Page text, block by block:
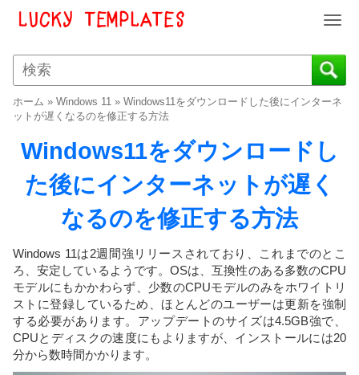
T
g
g
e
v
o
n
ホーム » Windows 11 » Windows11をダウンロードした後にインターネ
ットが遅くなるのを修正する方法
Windows11をダウンロードし
た後にインターネットが遅く
なるのを修正する方法
Windows 11は2週間強リリースされており、これまでのとこ
ろ、安定しているようです。OSは、互換性のある多数のCPU
モデルにもかかわらず、少数のCPUモデルのみをホワイトリ
ストに登録しているため、ほとんどのユーザーは更新を強制
する必要があります。アップデートのサイズは4.5GB強で、
CPUとディスクの速度にもよりますが、インストールには20
分から数時間かかります。